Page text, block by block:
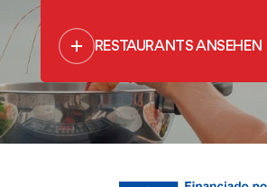
RESTAURANTS ANSEHEN